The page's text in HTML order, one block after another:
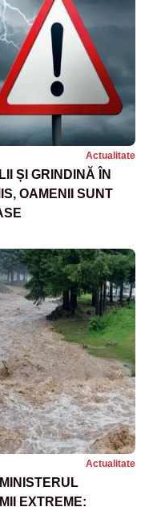
Actualitate
ȘI GRINDINĂ ÎN
OAMENII SUNT
Actualitate
EXTREME: